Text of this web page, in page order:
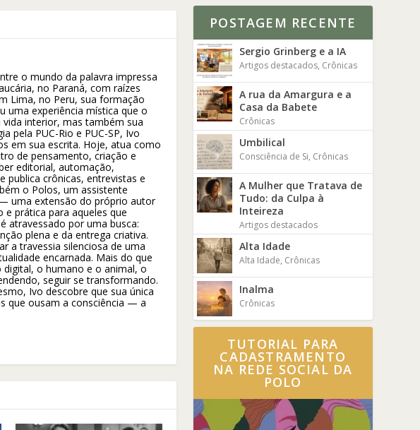
o mundo da palavra impressa
no Paraná, com raízes
Lima, no Peru, sua formação
uma experiência mística que o
interior, mas também sua
pela PUC-Rio e PUC-SP, Ivo
em sua escrita. Hoje, atua como
de pensamento, criação e
editorial, automação,
publica crônicas, entrevistas e
o Polos, um assistente
uma extensão do próprio autor
e prática para aqueles que
atravessado por uma busca:
plena e da entrega criativa.
a travessia silenciosa de uma
encarnada. Mais do que
o humano e o animal, o
seguir se transformando.
Ivo descobre que sua única
que ousam a consciência — a
POSTAGEM RECENTE
Sergio Grinberg e a IA
Artigos destacados, Crônicas
A rua da Amargura e a
Casa da Babete
Crônicas
Umbilical
Consciência de Si, Crônicas
A Mulher que Tratava de
Tudo: da Culpa à
Inteireza
Artigos destacados
Alta Idade
Alta Idade, Crônicas
Inalma
Crônicas
TUTORIAL PARA
CADASTRAMENTO
NA REDE SOCIAL DA
POLO